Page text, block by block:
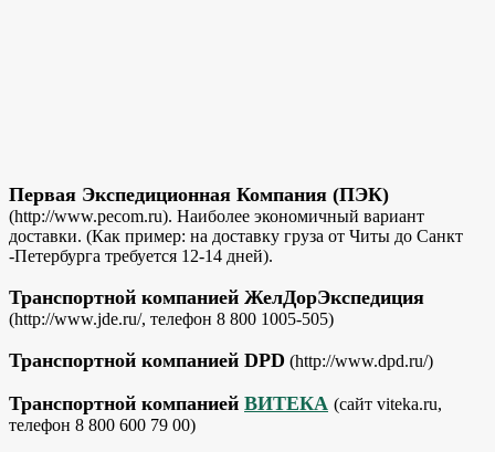
Первая Экспедиционная Компания (ПЭК)
(http://www.pecom.ru). Наиболее экономичный вариант
доставки. (Как пример: на доставку груза от Читы до Санкт
-Петербурга требуется 12-14 дней).
Транспортной компанией ЖелДорЭкспедиция
(http://www.jde.ru/, телефон 8 800 1005-505)
Транспортной компанией DPD (http://www.dpd.ru/)
Транспортной компанией ВИТЕКА (сайт viteka.ru,
телефон 8 800 600 79 00)